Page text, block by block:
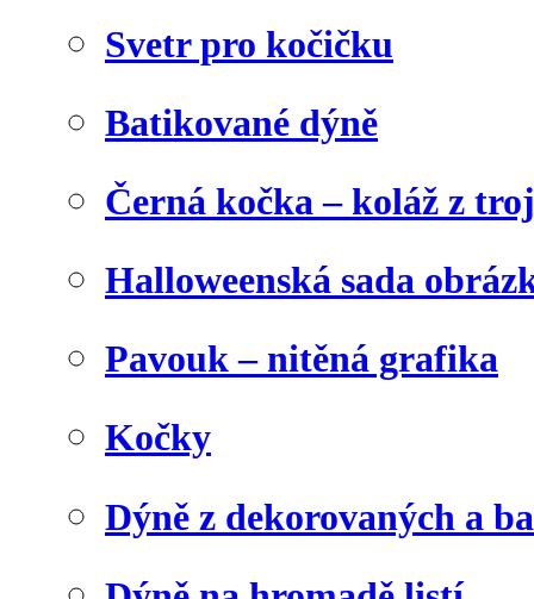
Svetr pro kočičku
Batikované dýně
Černá kočka – koláž z
Halloweenská sada
Pavouk – nitěná grafika
Kočky
Dýně z dekorovaných a